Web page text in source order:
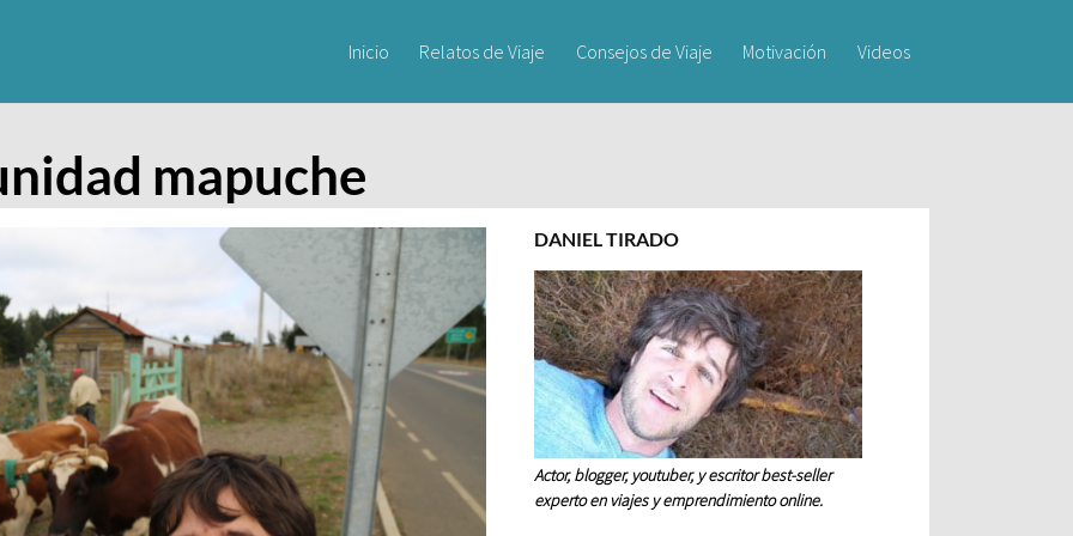
Inicio Relatos de Viaje Consejos de Viaje Motivación Videos
mapuche
DANIEL TIRADO
Actor, blogger, youtuber, y escritor best-seller
experto en viajes y emprendimiento online.